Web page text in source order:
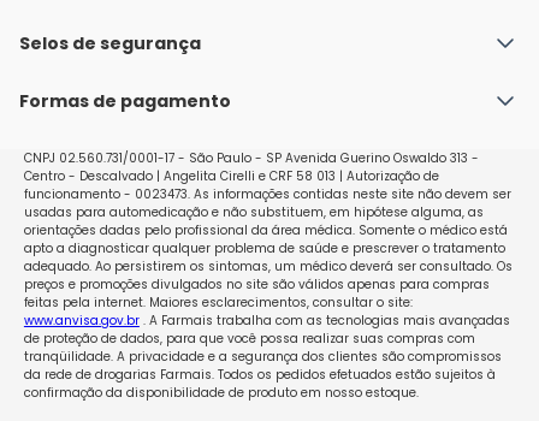
Nossas lojas
Política de Envio
Políticas de Trocas e Devoluções
Selos de segurança
Formas de pagamento
CNPJ 02.560.731/0001-17 - São Paulo - SP Avenida Guerino Oswaldo 313 -
Centro - Descalvado | Angelita Cirelli e CRF 58 013 | Autorização de
funcionamento - 0023473. As informações contidas neste site não devem ser
usadas para automedicação e não substituem, em hipótese alguma, as
orientações dadas pelo profissional da área médica. Somente o médico está
apto a diagnosticar qualquer problema de saúde e prescrever o tratamento
adequado. Ao persistirem os sintomas, um médico deverá ser consultado. Os
preços e promoções divulgados no site são válidos apenas para compras
feitas pela internet. Maiores esclarecimentos, consultar o site:
www.anvisa.gov.br. A Farmais trabalha com as tecnologias mais avançadas
de proteção de dados, para que você possa realizar suas compras com
tranqüilidade. A privacidade e a segurança dos clientes são compromissos
da rede de drogarias Farmais. Todos os pedidos efetuados estão sujeitos à
confirmação da disponibilidade de produto em nosso estoque.